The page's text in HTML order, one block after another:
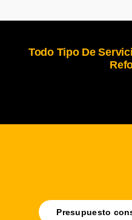
Todo Tipo De
Presupuesto